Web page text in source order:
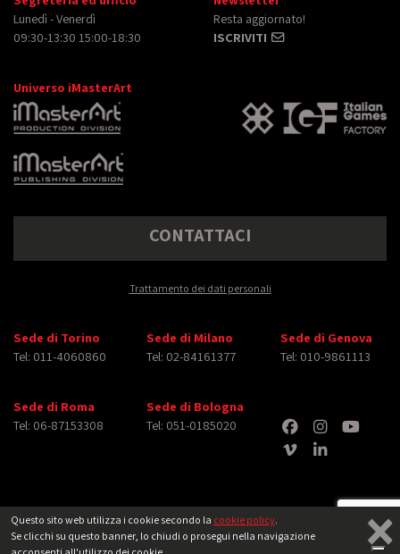
Questo sito web utilizza i cookie secondo la cookie policy.
Se clicchi su questo banner, lo chiudi o prosegui nella navigazione
×
Lunedì - Venerdì
09:30-13:30 15:00-18:30
Resta aggiornato!
ISCRIVITI
Universo iMasterArt
CONTATTACI
Trattamento dei dati personali
Sede di Torino
Tel: 011-4060860
Sede di Milano
Tel: 02-84161377
Sede di Genova
Tel: 010-9861113
Sede di Roma
Tel: 06-87153308
Sede di Bologna
Tel: 051-0185020
Copyright © 2026 iMasterArt S.r.l. ‐ All rights reserved. Tutti i diritti relativi ad